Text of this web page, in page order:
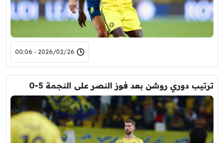
2026/02/26 - 00:06
ترتيب دوري روشن بعد فوز النصر على النجمة 5-0